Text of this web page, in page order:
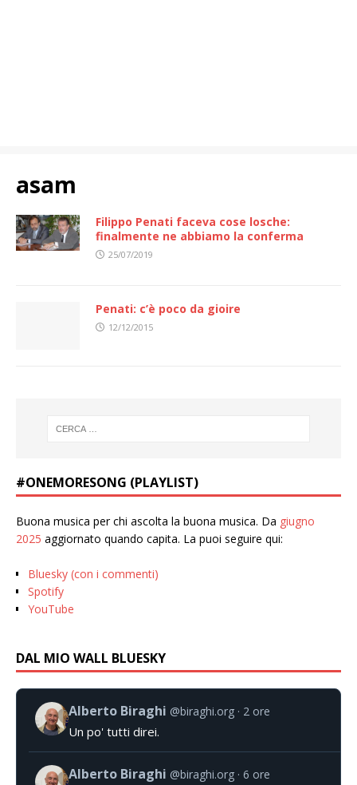
asam
Filippo Penati faceva cose losche:
finalmente ne abbiamo la conferma
25/07/2019
Penati: c’è poco da gioire
12/12/2015
#ONEMORESONG (PLAYLIST)
Buona musica per chi ascolta la buona musica. Da giugno
2025 aggiornato quando capita. La puoi seguire qui:
Bluesky (con i commenti)
Spotify
YouTube
DAL MIO WALL BLUESKY
Alberto Biraghi @biraghi.org 2 ore
Un po' tutti direi.
Alberto Biraghi @biraghi.org 6 ore